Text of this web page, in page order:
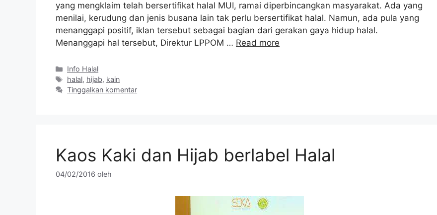
yang mengklaim telah bersertifikat halal MUI, ramai diperbincangkan masyarakat. Ada yang
menilai, kerudung dan jenis busana lain tak perlu bersertifikat halal. Namun, ada pula yang
menanggapi positif, iklan tersebut sebagai bagian dari gerakan gaya hidup halal.
Menanggapi hal tersebut, Direktur LPPOM … Read more
Kategori
Info Halal
Tag
halal, hijab, kain
Tinggalkan komentar
Kaos Kaki dan Hijab berlabel Halal
04/02/2016 oleh